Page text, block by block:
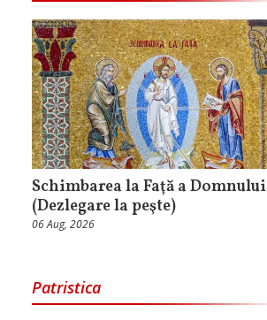
Schimbarea la Faţă a Domnului
(Dezlegare la peşte)
06 Aug, 2026
Patristica